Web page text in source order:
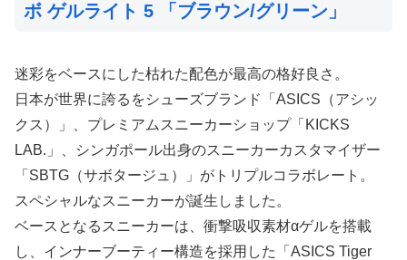
ボ ゲルライト 5 「ブラウン/グリーン」
迷彩をベースにした枯れた配色が最高の格好良さ。
日本が世界に誇るをシューズブランド「ASICS（アシッ
クス）」、プレミアムスニーカーショップ「KICKS
LAB.」、シンガポール出身のスニーカーカスタマイザー
「SBTG（サボタージュ）」がトリプルコラボレート。
スペシャルなスニーカーが誕生しました。
ベースとなるスニーカーは、衝撃吸収素材αゲルを搭載
し、インナーブーティー構造を採用した「ASICS Tiger